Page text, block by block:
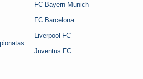
FC Bayern Munich
FC Barcelona
Liverpool FC
Juventus FC